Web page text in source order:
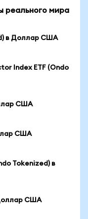
реального мира
в Доллар США
Index ETF (Ondo
США
США
Tokenized) в
США